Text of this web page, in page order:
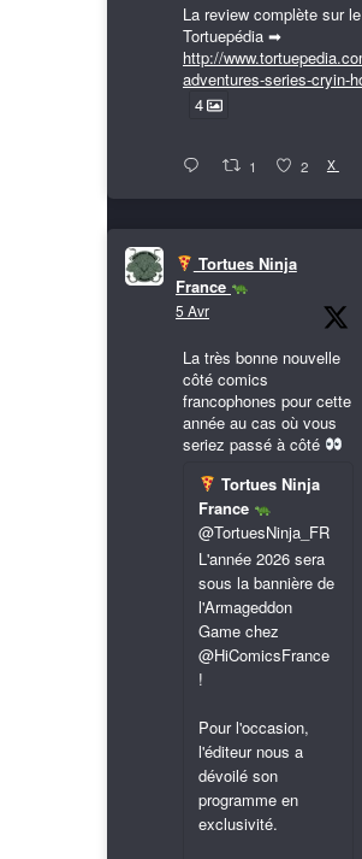
La review complète sur le
Tortuepédia ➡
http://
adventures-series-cryin-
4
1 2 X
Tortues Ninja
France
5 Avr
La très bonne nouvelle
côté comics
francophones pour cette
année au cas où vous
seriez passé à côté
Tortues Ninja
France
@TortuesNinja_FR
L'année 2026 sera
sous la bannière de
l'Armageddon
Game chez
@HiComicsFrance
!
Pour l'occasion,
l'éditeur nous a
dévoilé son
programme en
exclusivité.